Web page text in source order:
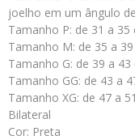
joelho em um ângulo
Tamanho P: de 31 a 35
Tamanho M: de 35 a
Tamanho G: de 39 a 43
Tamanho GG: de 43 a
Tamanho XG: de 47 a
Bilateral
Cor: Preta